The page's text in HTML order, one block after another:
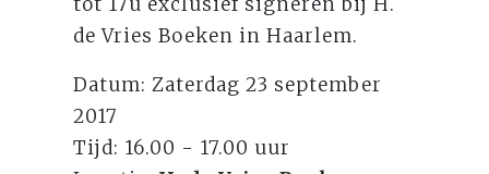
de Vries Boeken in Haarlem.
Datum: Zaterdag 23 september
2017
Tijd: 16.00 - 17.00 uur